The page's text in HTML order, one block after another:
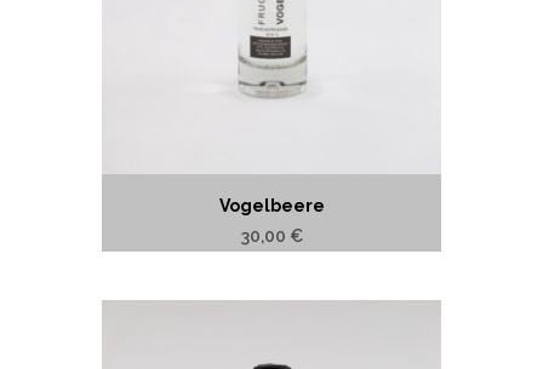
Vogelbeere
30,00 €